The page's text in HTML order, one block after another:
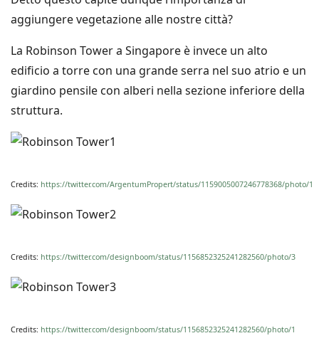
aggiungere vegetazione alle nostre città?
La Robinson Tower a Singapore è invece un alto
edificio a torre con una grande serra nel suo atrio e un
giardino pensile con alberi nella sezione inferiore della
struttura.
Credits: https://twitter.com/ArgentumPropert/status/1159005007246778368/photo/1
Credits: https://twitter.com/designboom/status/1156852325241282560/photo/3
Credits: https://twitter.com/designboom/status/1156852325241282560/photo/1